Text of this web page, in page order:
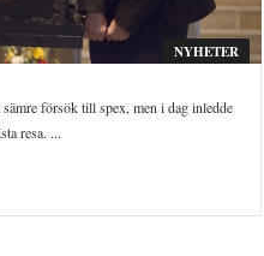
NYHETER
försök till spex, men i dag inledde
resa. ...